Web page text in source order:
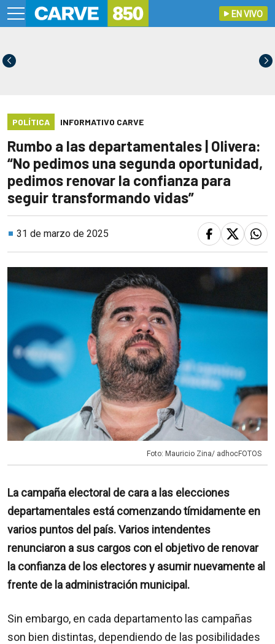
EN VIVO
POLÍTICA INFORMATIVO CARVE
Rumbo a las departamentales | Olivera:
“No pedimos una segunda oportunidad,
pedimos renovar la confianza para
seguir transformando vidas”
31 de marzo de 2025
Foto: Mauricio Zina/ adhocFOTOS
La campaña electoral de cara a las elecciones
departamentales está comenzando tímidamente en
varios puntos del país. Varios intendentes
renunciaron a sus cargos con el objetivo de renovar
la confianza de los electores y asumir nuevamente al
frente de la administración municipal.
Sin embargo, en cada departamento las campañas
son bien distintas, dependiendo de las posibilidades